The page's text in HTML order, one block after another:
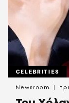
CELEBRITIES
Newsroom